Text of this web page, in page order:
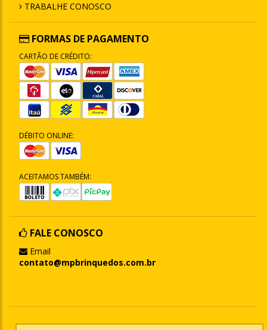
TRABALHE CONOSCO
FORMAS DE PAGAMENTO
CARTÃO DE CRÉDITO:
DÉBITO ONLINE:
ACEITAMOS TAMBÉM:
FALE CONOSCO
Email
contato@mpbrinquedos.com.br